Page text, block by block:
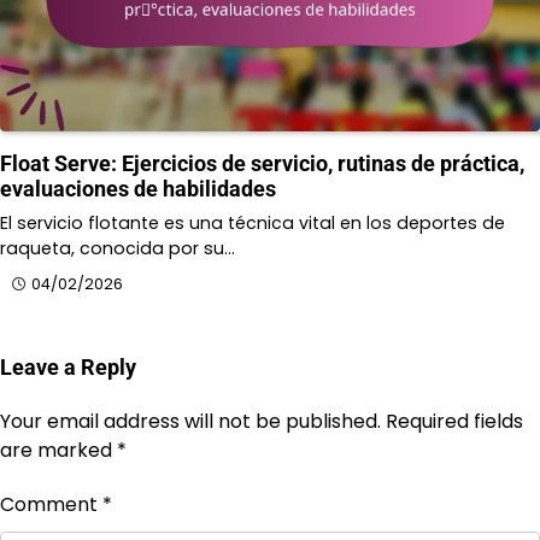
Float Serve: Ejercicios de servicio, rutinas de práctica,
evaluaciones de habilidades
El servicio flotante es una técnica vital en los deportes de
raqueta, conocida por su…
04/02/2026
Leave a Reply
Your email address will not be published. Required fields
are marked *
Comment *